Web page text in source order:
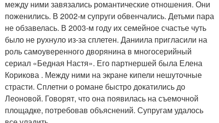
между ними завязались романтические отношения. Они
поженились. В 2002-м супруги обвенчались. Детьми пара
не обзавелась. В 2003-м году их семейное счастье чуть
было не рухнуло из-за сплетен. Даниила пригласили на
роль самоуверенного дворянина в многосерийный
сериал «Бедная Настя». Его партнершей была Елена
Корикова . Между ними на экране кипели нешуточные
страсти. Сплетни о романе быстро докатились до
Леоновой. Говорят, что она появилась на съемочной
площадке, потребовав объяснений. Супругам удалось